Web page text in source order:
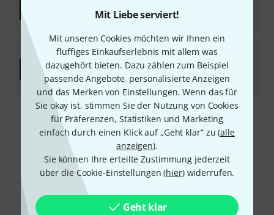
Mit Liebe serviert!
Mit unseren Cookies möchten wir Ihnen ein
fluffiges Einkaufserlebnis mit allem was
dazugehört bieten. Dazu zählen zum Beispiel
passende Angebote, personalisierte Anzeigen
und das Merken von Einstellungen. Wenn das für
Sie okay ist, stimmen Sie der Nutzung von Cookies
für Präferenzen, Statistiken und Marketing
einfach durch einen Klick auf „Geht klar“ zu (alle
anzeigen).
Sie können Ihre erteilte Zustimmung jederzeit
über die Cookie-Einstellungen (hier) widerrufen.
Geht klar
Download-Lizenz
AntaresAspire
Download-Lizenz
79 €
Kostenloser Versand ab 29 €
Alle Preise inkl. MwSt.
Gefällt Ihnen, was Sie sehen?